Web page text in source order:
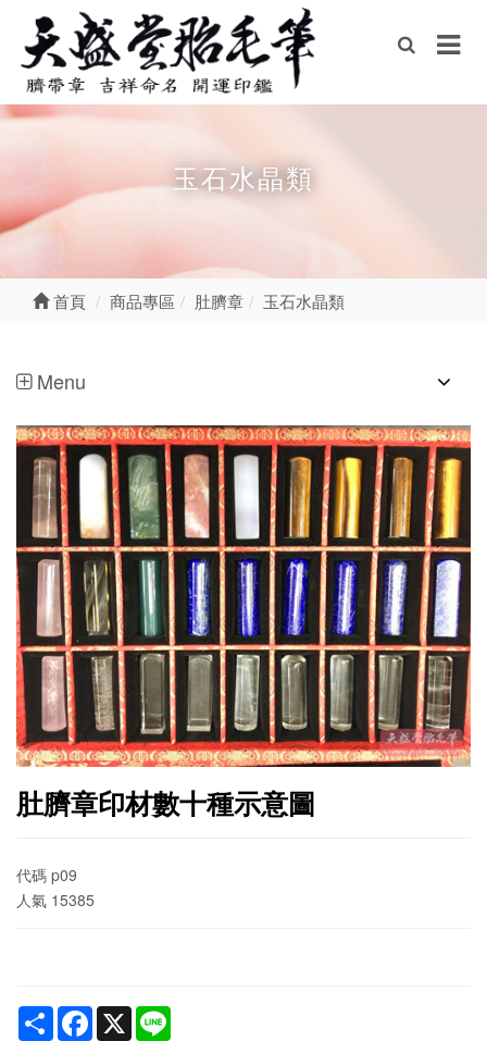
玉石水晶類
首頁 商品專區 肚臍章 玉石水晶類
Menu
肚臍章印材數十種示意圖
代碼 p09
人氣 15385
ShareFacebook
X